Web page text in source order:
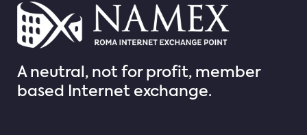
A neutral, not for profit, member
based Internet exchange.